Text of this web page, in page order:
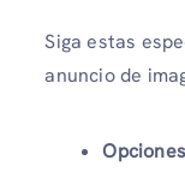
Siga estas
anuncio de